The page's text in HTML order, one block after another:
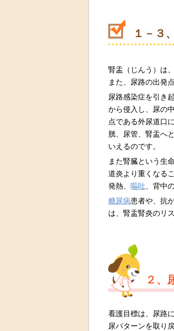
１－３
腎盂（じんう）は
また、尿路の出発
尿路感染症を引き
から侵入し、尿の
点である外尿道口
胱、尿管、腎盂へ
いえるのです。
また腎臓という生
道炎より重くなる
発熱、 嘔吐 、背中
糖尿病患者や、抗
は、腎盂腎炎のリ
２、
看護目標は、尿路
尿パターンを取り